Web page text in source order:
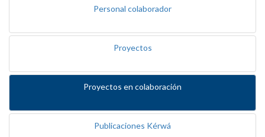
Personal colaborador
Proyectos
Proyectos en colaboración
Publicaciones Kérwá